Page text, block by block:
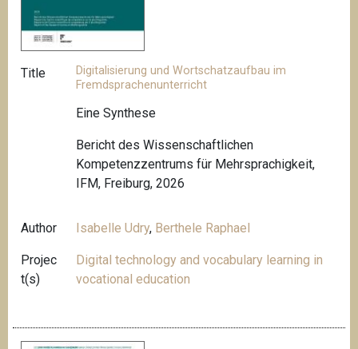
Title
Digitalisierung und Wortschatzaufbau im
Fremdsprachenunterricht
Eine Synthese
Bericht des Wissenschaftlichen
Kompetenzzentrums für Mehrsprachigkeit,
IFM, Freiburg, 2026
Author Isabelle Udry, Berthele Raphael
Projec
t(s)
Digital technology and vocabulary learning in
vocational education